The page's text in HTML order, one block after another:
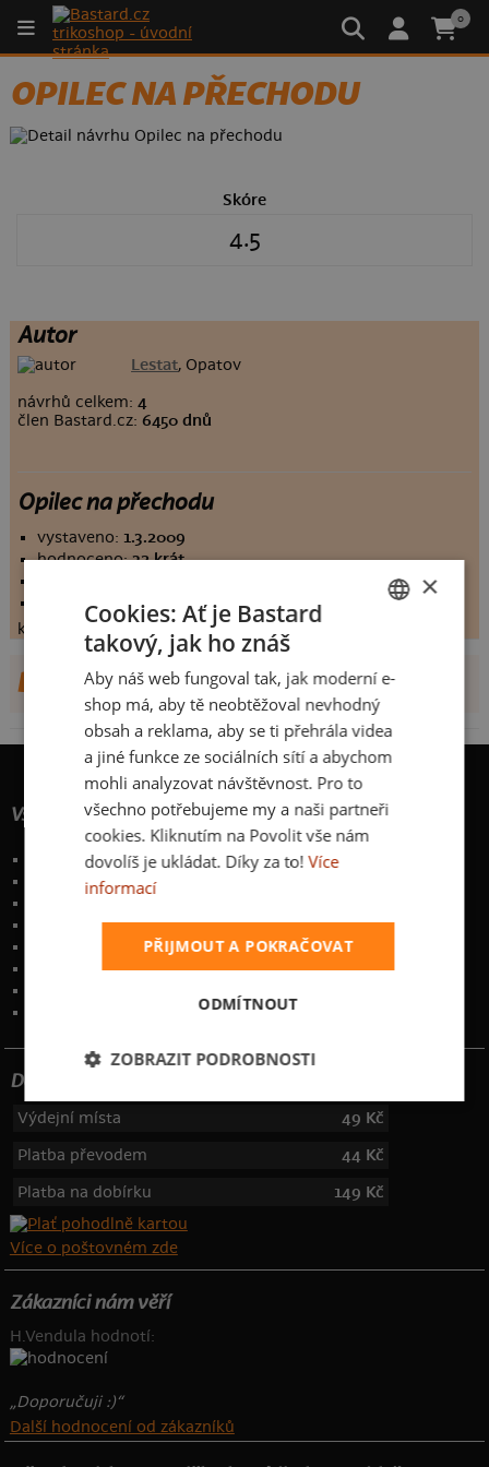
0
OPILEC NA PŘECHODU
Skóre
4.5
Autor
Lestat, Opatov
návrhů celkem:4
člen Bastard.cz:6450 dnů
Opilec na přechodu
vystaveno: 1.3.2009
hodnoceno:32 krát
koupilo by:
7 lidí
konečné hodnocení:
DALŠÍ NÁVRHY OD LESTAT
Vše o nákupu
Poštovné a způsoby doručení
Garance výměny či vrácení
Zakázkový potisk textilu
Obchodní podmínky
Ochrana osobních údajů
Dotujeme poštovné
Výdejní místa
49 Kč
Platba převodem
44 Kč
Platba na dobírku
149 Kč
Více o poštovném zde
Zákazníci nám věří
H.Vendula hodnotí:
„Doporučuji :)“
Další hodnocení od zákazníků
SLOVAK
×
Cookies: Ať je Bastard
takový, jak ho znáš
Aby náš web fungoval tak, jak moderní e-
shop má, aby tě neobtěžoval nevhodný
obsah a reklama, aby se ti přehrála videa
a jiné funkce ze sociálních sítí a abychom
mohli analyzovat návštěvnost. Pro to
všechno potřebujeme my a naši partneři
cookies. Kliknutím na Povolit vše nám
dovolíš je ukládat. Díky za to! Více
informací
PŘIJMOUT A POKRAČOVAT
ODMÍTNOUT
ZOBRAZIT PODROBNOSTI